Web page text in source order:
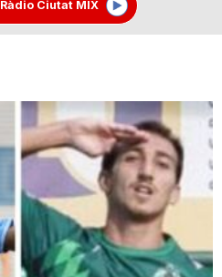
Ràdio Ciutat MIX